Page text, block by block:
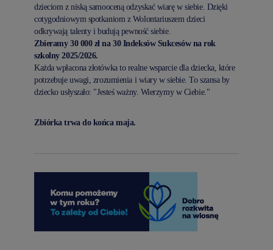
dzieciom z niską samooceną odzyskać wiarę w siebie. Dzięki
cotygodniowym spotkaniom z Wolontariuszem dzieci
odkrywają talenty i budują pewność siebie.
Zbieramy 30 000 zł na 30 Indeksów Sukcesów na rok
szkolny 2025/2026.
Każda wpłacona złotówka to realne wsparcie dla dziecka, które
potrzebuje uwagi, zrozumienia i wiary w siebie. To szansa by
dziecko usłyszało: "Jesteś ważny. Wierzymy w Ciebie."
Zbiórka trwa do końca maja.